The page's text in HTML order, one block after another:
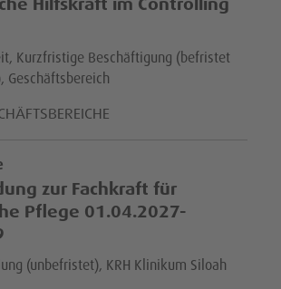
Hilfskraft im Controlling
Kurzfristige Beschäftigung (befristet
Geschäftsbereich
zur Fachkraft für
Pflege 01.04.2027-
(unbefristet), KRH Klinikum Siloah